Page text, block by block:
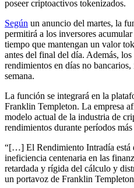
poseer criptoactivos tokenizados.
Según un anuncio del martes, la
permitirá a los inversores
tiempo que mantengan un valor
antes del final del día. Además,
rendimientos en días no
semana.
La función se integrará en la
Franklin Templeton. La empresa
modelo actual de la industria de
rendimientos durante períodos más
“[…] El Rendimiento Intradía está
ineficiencia centenaria en las
retardada y rígida del cálculo y
un portavoz de Franklin